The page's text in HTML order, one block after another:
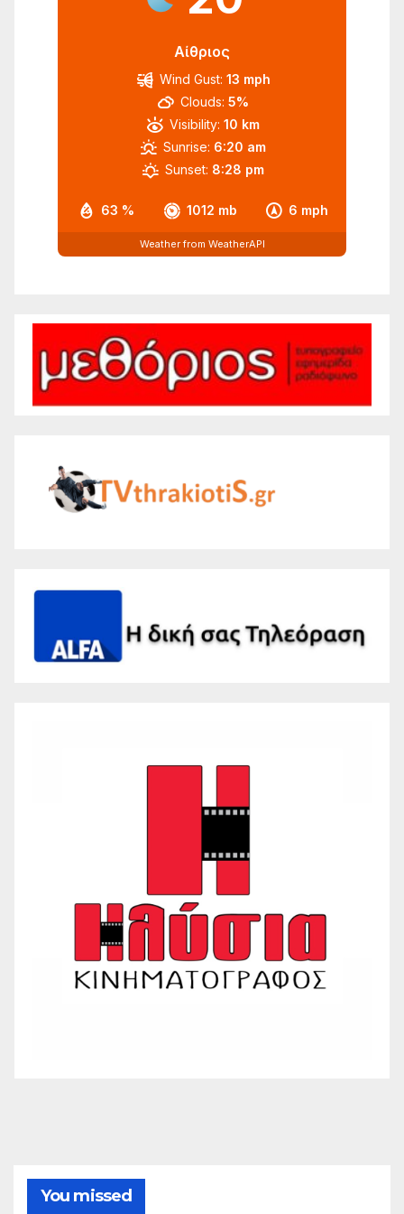
Αίθριος
63 % 1012 mb 6 mph
Wind Gust: 13 mph
Clouds: 5%
Visibility: 10 km
Sunrise: 6:20 am
Sunset: 8:28 pm
Weather from WeatherAPI
You missed